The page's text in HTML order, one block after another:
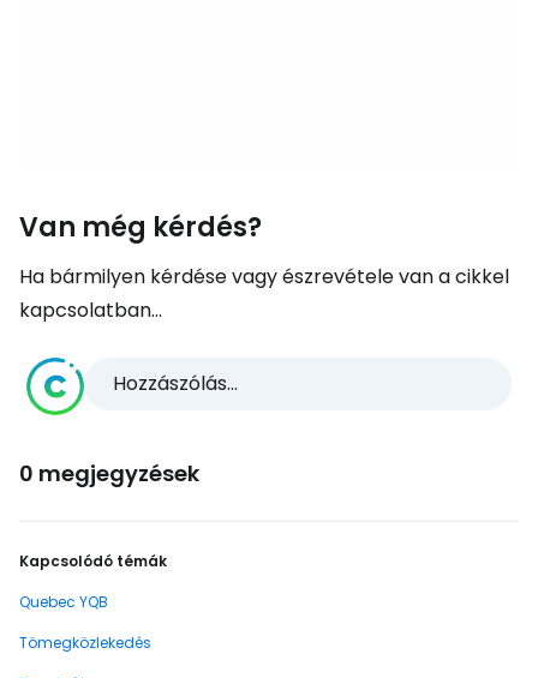
Van még kérdés?
Ha bármilyen kérdése vagy észrevétele van a cikkel
kapcsolatban...
Hozzászólás...
0 megjegyzések
Kapcsolódó témák
Quebec YQB
Tömegközlekedés